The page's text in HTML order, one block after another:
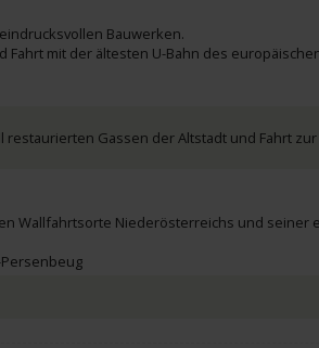
Bauwerken.
mit der ältesten U-Bahn des
Gassen der Altstadt und Fahrt
Wallfahrtsorte Niederösterreichs und seiner